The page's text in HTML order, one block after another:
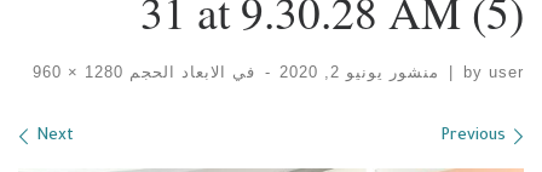
by user منشور يونيو 2, 2020 - في الابعاد الحجم
Images navigation
Previous
Next